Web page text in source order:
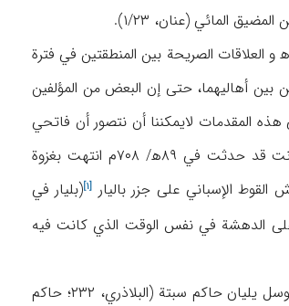
المائي (عنان، ۱/۲۳).
إن الارتباط التاريخي بين جانبي المضيق في عصور ماقبل الإسلام، و الارتباط بين يهود إسبانيا و المغرب في أواخر القرن ۱ه‍ و العلاقات الصريحة بين المنطقتين في فترة
بين أهاليهما، حتى إن البعض من المؤلفين
جزء من بلاد المغرب (مثلاً الإصطخري، ۳۹؛ القلقشندي، ۵/۲۱۱). و استناداً إلى هذه المقدمات لايمكننا أن نتصور أن فاتحي
المغرب العرب لم‌يكونوا يعلمون شيئاً عن ذلك الجانب قبل عبور المضيق. و مما يجدر ذكره أن مناوشات عسكرية كانت قد حدثت في ۸۹ه‍/ ۷۰۸م انتهت بغزوة
القوط الإسباني على جزرباليار [۱] (بليار في
بسرعة تبعث على الدهشة في نفس الوقت الذي كانت فيه
و قد رأى المؤرخون المسلمون أن الدافع الرئيس لموسى ابن‌نصير في إرسال القوات إلى الجانب الآخر من المضيق، هو توسل يليان حاكم سبتة (البلاذري، ۲۳۲؛ حاكم